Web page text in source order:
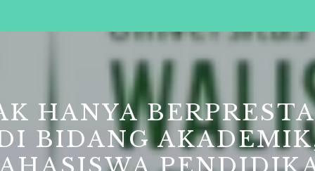
HANYA
BIDANG